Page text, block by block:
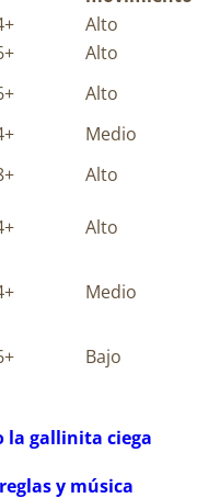
Alto
Alto
Alto
Medio
Alto
Alto
Medio
Bajo
la gallinita ciega
y música